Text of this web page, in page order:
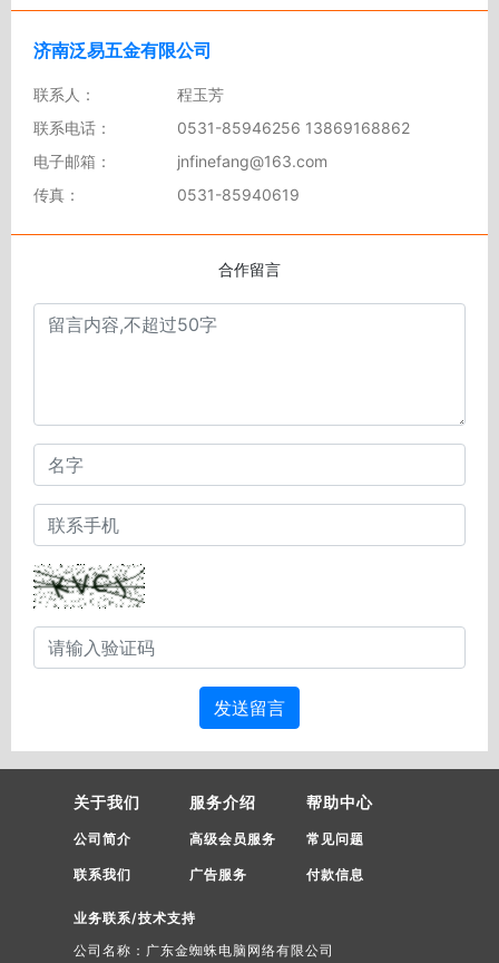
济南泛易五金有限公司
联系人：
程玉芳
联系电话：
0531-85946256 13869168862
电子邮箱：
jnfinefang@163.com
传真：
0531-85940619
合作留言
发送留言
关于我们
公司简介
联系我们
服务介绍
高级会员服务
广告服务
帮助中心
常见问题
付款信息
业务联系/技术支持
公司名称：广东金蜘蛛电脑网络有限公司